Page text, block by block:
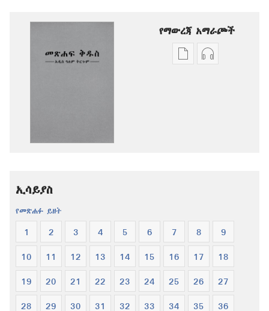
የማውረጃ አማራጮች
የሕትመትኦዲዮዎችን
ኢሳይያስ
የመጽሐፉ ይዘት
1 2 3 4 5 6 7 8 9
10 11 12 13 14 15 16 17 18
19 20 21 22 23 24 25 26 27
28 29 30 31 32 33 34 35 36